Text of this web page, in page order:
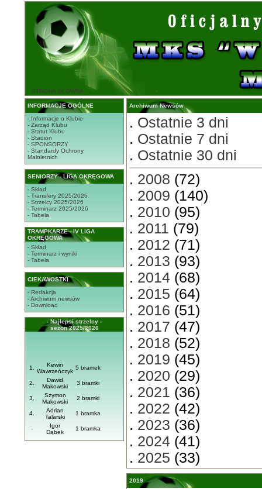
STRONA GŁÓWNA
INFORMACJE OGÓLNE
- Informacje o Klubie
- Zarząd Klubu
- Statut Klubu
- Stadion
- SPONSORZY
- Standardy Ochrony
Małoletnich
SENIORZY - LIGA OKRĘGOWA
- Skład
- Transfery 2025/2026
- Strzelcy 2025/2026
- Terminarz 2025/2026
- Tabela
TRAMPKARZE - IV LIGA
OKRĘGOWA
- Skład
- Terminarz i wyniki
- Tabela
CIEKAWOSTKI
- Redakcja
- Archiwum newsów
- Download
- Najlepsi strzelcy -
sezon 2025/2026
1.
Kewin
Wawrzeńczyk
5 bramek
2.
Dawid
Makowski
3 bramki
3.
Szymon
Makowski
2 bramki
4.
Adrian
Talarski
1 bramka
-
Igor
Dąbek
1 bramka
Archiwum Newsów
. Ostatnie 3 dni
. Ostatnie 7 dni
. Ostatnie 30 dni
. 2008 (72)
. 2009 (140)
. 2010 (95)
. 2011 (79)
. 2012 (71)
. 2013 (93)
. 2014 (68)
. 2015 (64)
. 2016 (51)
. 2017 (47)
. 2018 (52)
. 2019 (45)
. 2020 (29)
. 2021 (36)
. 2022 (42)
. 2023 (36)
. 2024 (41)
. 2025 (33)
2019